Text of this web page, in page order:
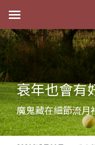
最新消息
關於我
實體經營
祖傳命理
手工印鑑
課程介紹
五行八字學
Blog
衰年也會有
魔鬼藏在細節流月
八字線上完整班
科學八字推理PDF
《十神高階實戰錄
1美元超值PDF